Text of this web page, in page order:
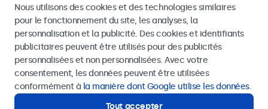
4.8/5 noté par 5000+ entreprises
Français
Envoyer
Ou appelez-nous au03 808 1603
Nous utilisons des cookies et des technologies similaires
pour le fonctionnement du site, les analyses, la
personnalisation et la publicité. Des cookies et identifiants
publicitaires peuvent être utilisés pour des publicités
personnalisées et non personnalisées. Avec votre
consentement, les données peuvent être utilisées
conformément à la manière dont Google utilise les données.
Tout accepter